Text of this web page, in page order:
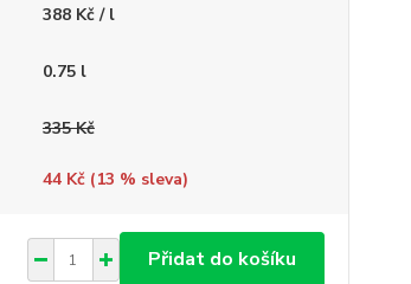
388 Kč / l
0.75 l
335 Kč
44 Kč (13 % sleva)
Přidat do košíku